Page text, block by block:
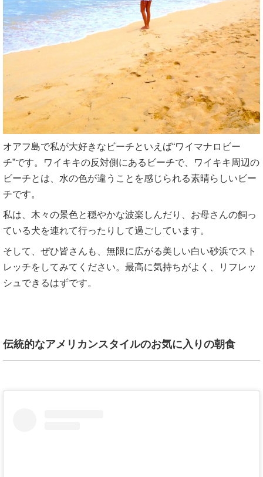
オアフ島で私が大好きなビーチといえば“ワイマナロビー
チ”です。ワイキキの反対側にあるビーチで、ワイキキ周辺の
ビーチとは、水の色が違うことを感じられる素晴らしいビー
チです。
私は、木々の景色と穏やかな波楽しんだり、お母さんの飼っ
ている犬を連れて行ったりして過ごしています。
そして、ぜひ皆さんも、無限に広がる美しい白い砂浜でスト
レッチをしてみてください。最高に気持ちがよく、リフレッ
シュできるはずです。
伝統的なアメリカンスタイルのお気に入りの朝食